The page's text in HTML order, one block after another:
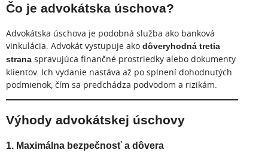
Čo je advokátska úschova?
Advokátska úschova je podobná služba ako banková
vinkulácia. Advokát vystupuje ako dôveryhodná tretia
strana spravujúca finančné prostriedky alebo dokumenty
klientov. Ich vydanie nastáva až po splnení dohodnutých
podmienok, čím sa predchádza podvodom a rizikám.
Výhody advokátskej úschovy
1. Maximálna bezpečnosť a dôvera